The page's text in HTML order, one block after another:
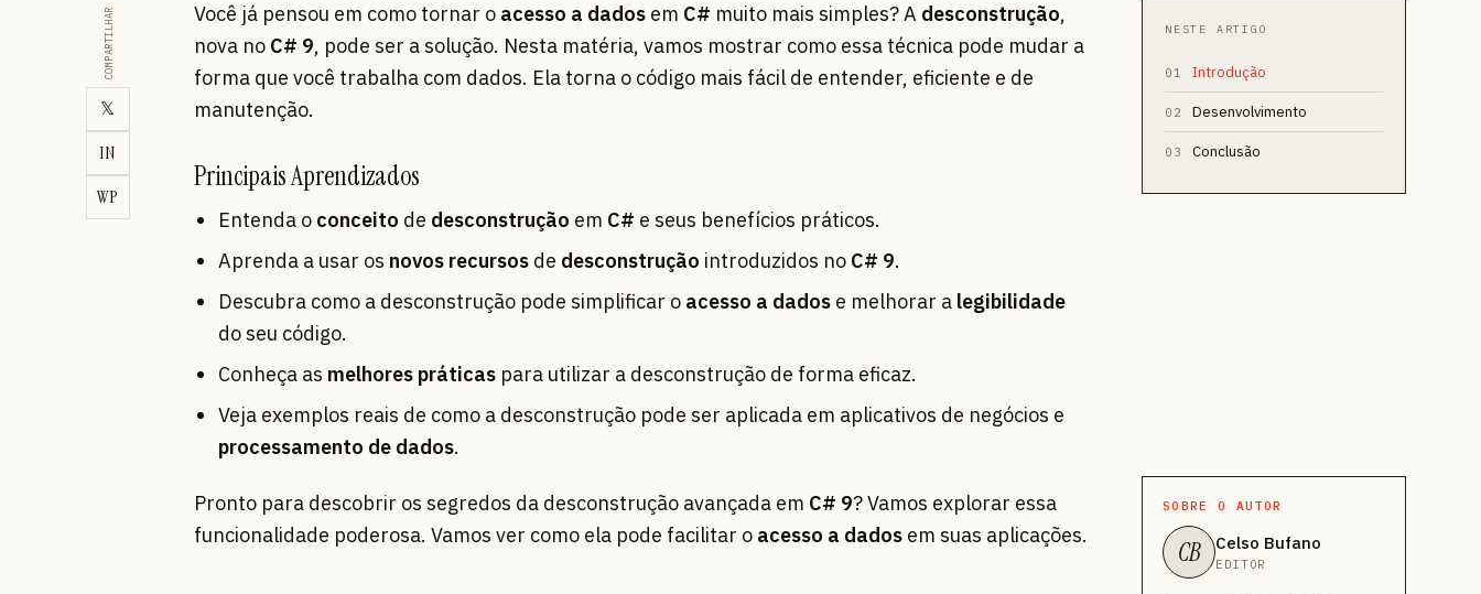
COMPARTILHAR
𝕏
IN
WP
Você já pensou em como tornar o acesso a dados em C# muito mais simples? A desconstrução,
nova no C# 9, pode ser a solução. Nesta matéria, vamos mostrar como essa técnica pode mudar a
forma que você trabalha com dados. Ela torna o código mais fácil de entender, eficiente e de
manutenção.
Principais Aprendizados
Entenda o conceito de desconstrução em C# e seus benefícios práticos.
Aprenda a usar os novos recursos de desconstrução introduzidos no C# 9.
Descubra como a desconstrução pode simplificar o acesso a dados e melhorar a legibilidade
do seu código.
Conheça as melhores práticas para utilizar a desconstrução de forma eficaz.
Veja exemplos reais de como a desconstrução pode ser aplicada em aplicativos de negócios e
processamento de dados.
Pronto para descobrir os segredos da desconstrução avançada em C# 9? Vamos explorar essa
funcionalidade poderosa. Vamos ver como ela pode facilitar o acesso a dados em suas aplicações.
NESTE ARTIGO
01 Introdução
02 Desenvolvimento
03 Conclusão
SOBRE O AUTOR
CB Celso Bufano
EDITOR